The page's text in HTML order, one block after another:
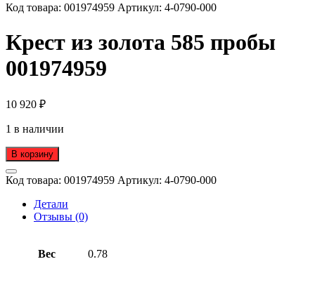
Код товара: 001974959 Артикул: 4-0790-000
Крест из золота 585 пробы
001974959
10 920 ₽
1 в наличии
В корзину
Код товара: 001974959 Артикул: 4-0790-000
Детали
Отзывы (0)
Вес 0.78